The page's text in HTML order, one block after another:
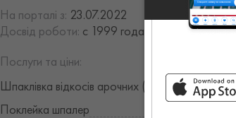
На порталі з: 23.07.2022
Досвід роботи: с 1999 года
Послуги та ціни:
Шпаклівка відкосів арочних (ширина до 50 см)
Поклейка шпалер